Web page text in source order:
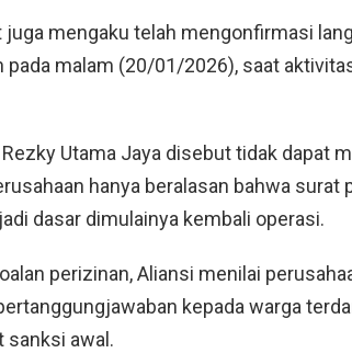
juga mengaku telah mengonfirmasi
pada malam (20/01/2026), saat
Rezky Utama Jaya disebut tidak dapat
hanya beralasan bahwa
dasar dimulainya kembali operasi.
perizinan, Aliansi menilai
kepada warga
sanksi awal.